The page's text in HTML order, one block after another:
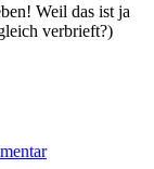
Weil das ist ja
verbrieft?)